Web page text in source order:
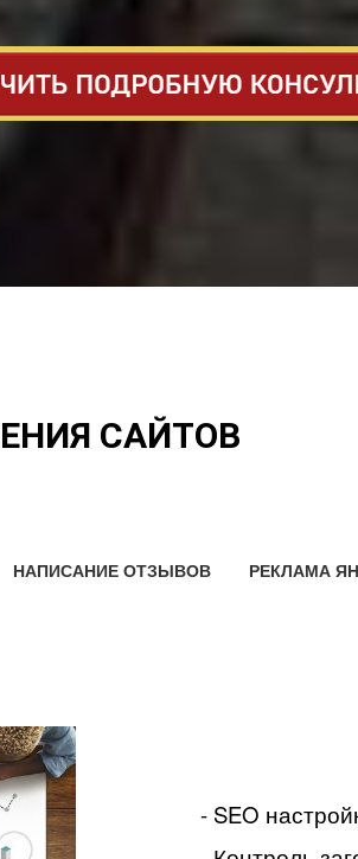
САЙТОВ
НАПИСАНИЕ ОТЗЫВОВ РЕКЛАМА
- SEO